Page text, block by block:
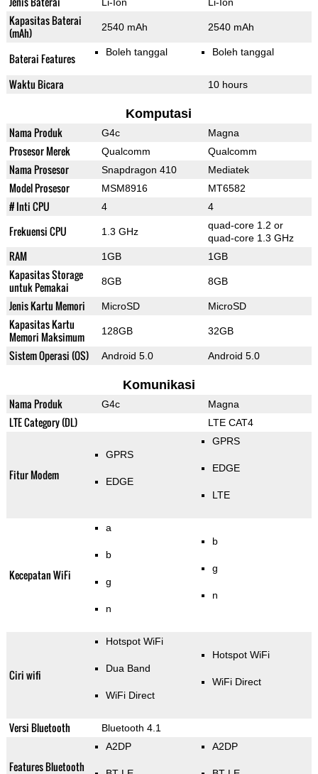
Kapasitas Baterai
(mAh)
2540 mAh 2540 mAh
Baterai Features Boleh tanggal Boleh tanggal
Waktu Bicara 10 hours
Komputasi
Nama Produk G4c Magna
Prosesor Merek Qualcomm Qualcomm
Nama Prosesor Snapdragon 410 Mediatek
Model Prosesor MSM8916 MT6582
# Inti CPU 4 4
Frekuensi CPU 1.3 GHz
quad-core 1.2 or
quad-core 1.3 GHz
RAM 1GB 1GB
Kapasitas Storage
untuk Pemakai
8GB 8GB
Jenis Kartu Memori MicroSD MicroSD
Kapasitas Kartu
Memori Maksimum
128GB 32GB
Sistem Operasi (OS) Android 5.0 Android 5.0
Komunikasi
Nama Produk G4c Magna
LTE Category (DL) LTE CAT4
Fitur Modem
GPRS
EDGE
GPRS
EDGE
LTE
Kecepatan WiFi
a
b
g
n
b
g
n
Ciri wifi
Hotspot WiFi
Dua Band
WiFi Direct
Hotspot WiFi
WiFi Direct
Versi Bluetooth Bluetooth 4.1
Features Bluetooth
A2DP A2DP